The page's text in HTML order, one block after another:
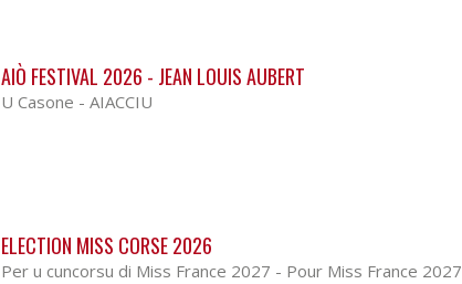
AIÒ FESTIVAL 2026 - JEAN LOUIS AUBERT
U Casone - AIACCIU
ELECTION MISS CORSE 2026
Per u cuncorsu di Miss France 2027 - Pour Miss France 2027